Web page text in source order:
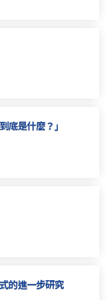
底是什麼？」
的進一步研究